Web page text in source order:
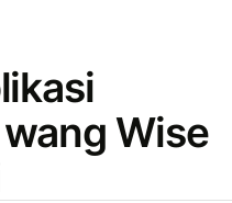
Wise